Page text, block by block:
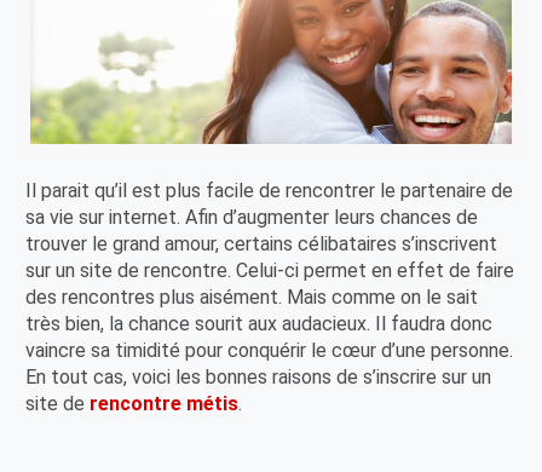
Il parait qu’il est plus facile de rencontrer le partenaire de
sa vie sur internet. Afin d’augmenter leurs chances de
trouver le grand amour, certains célibataires s’inscrivent
sur un site de rencontre. Celui-ci permet en effet de faire
des rencontres plus aisément. Mais comme on le sait
très bien, la chance sourit aux audacieux. Il faudra donc
vaincre sa timidité pour conquérir le cœur d’une personne.
En tout cas, voici les bonnes raisons de s’inscrire sur un
site de rencontre métis.